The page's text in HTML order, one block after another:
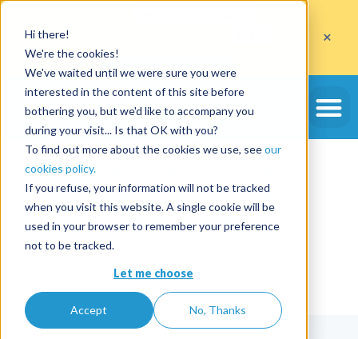
Hi there!
We're the cookies!
We've waited until we were sure you were
interested in the content of this site before
bothering you, but we'd like to accompany you
during your visit... Is that OK with you?
To find out more about the cookies we use, seeour
cookies policy.
If you refuse, your information will not be tracked
when you visit this website. A single cookie will be
used in your browser to remember your preference
not to be tracked.
Let me choose
Accept No, Thanks
al abrir una cuenta con el código
hasta el 30/09/2026*
Aprovechar la oferta
×
Gracias por su respuesta.
Hemos tenido en cuenta tu
elección y ampliamos la oferta
de prueba 30 días más.